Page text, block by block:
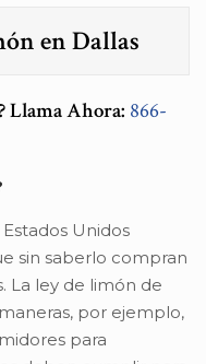
en Dallas
Llama Ahora: 866-
Unidos
sin saberlo compran
La ley de limón de
por ejemplo,
para